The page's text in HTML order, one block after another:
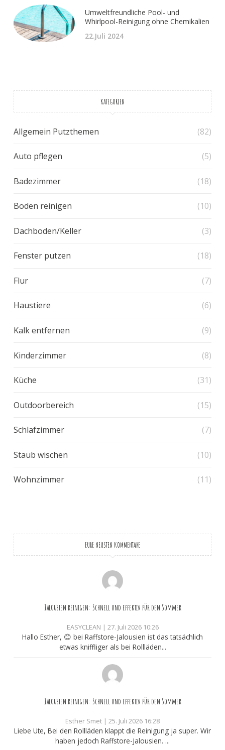
Umweltfreundliche Pool- und
Whirlpool-Reinigung ohne Chemikalien
22.Juli 2024
KATEGORIEN
Allgemein Putzthemen (82)
Auto pflegen (5)
Badezimmer (18)
Boden reinigen (10)
Dachboden/Keller (3)
Fenster putzen (18)
Flur (7)
Haustiere (6)
Kalk entfernen (9)
Kinderzimmer (8)
Küche (31)
Outdoorbereich (15)
Schlafzimmer (7)
Staub wischen (10)
Wohnzimmer (11)
EURE NEUSTEN KOMMENTARE
Jalousien reinigen: Schnell und effektiv für den Sommer
EASYCLEAN | 27. Juli 2026 10:26
Hallo Esther, 😊 bei Raffstore-Jalousien ist das tatsächlich
etwas kniffliger als bei Rollläden...
Jalousien reinigen: Schnell und effektiv für den Sommer
Esther Smet | 25. Juli 2026 16:28
Liebe Ute, Bei den Rollläden klappt die Reinigung ja super. Wir
haben jedoch Raffstore-Jalousien. ...